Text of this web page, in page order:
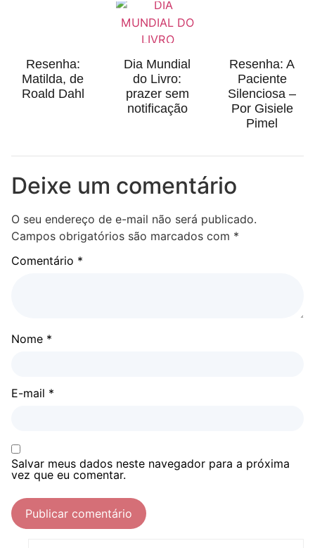
Resenha:
Matilda, de
Roald Dahl
Dia Mundial
do Livro:
prazer sem
notificação
Resenha: A
Paciente
Silenciosa –
Por Gisiele
Pimel
Deixe um comentário
O seu endereço de e-mail não será publicado.
Campos obrigatórios são marcados com *
Comentário *
Nome *
E-mail *
Salvar meus dados neste navegador para a próxima
vez que eu comentar.